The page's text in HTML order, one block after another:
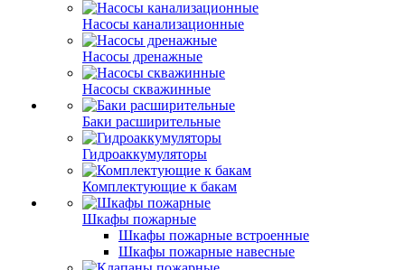
Насосы канализационные
Насосы дренажные
Насосы скважинные
Баки расширительные
Гидроаккумуляторы
Комплектующие к бакам
Шкафы пожарные
Шкафы пожарные встроенные
Шкафы пожарные навесные